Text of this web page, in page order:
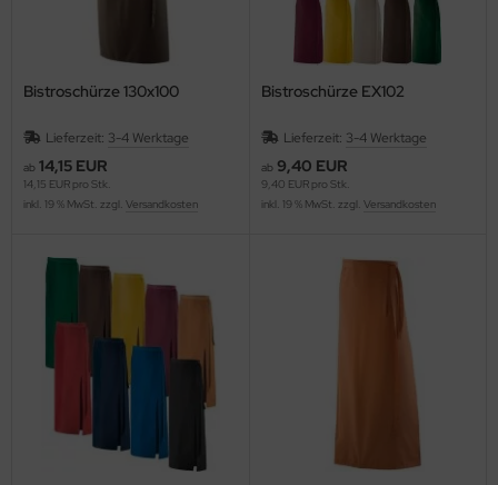
Bistroschürze 130x100
Lieferzeit: 3-4 Werktage
ab 14,15 EUR
14,15 EUR pro Stk.
inkl. 19 % MwSt. zzgl. Versandkosten
Bistroschürze EX102
Lieferzeit: 3-4 Werktage
ab 9,40 EUR
9,40 EUR pro Stk.
inkl. 19 % MwSt. zzgl. Versandkosten